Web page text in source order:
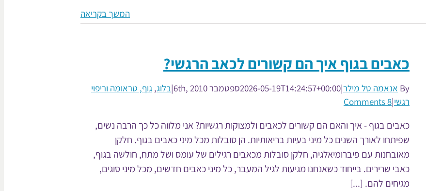
המשך בקריאה
כאבים בגוף איך הם קשורים לכאב הרגשי?
By אנאמה טל מילר|
2026-05-19T14:24:57+00:00ספטמבר 6th, 2010 |בלוג, גוף, טראומה וריפוי
רגשי|
8 Comments
כאבים בגוף - איך והאם הם קשורים לכאבים ולמצוקות רגשיות? אני מלווה כל כך הרבה נשים,
שפיתחו לאורך השנים כל מיני בעיות בריאותיות. הן סובלות מכל מיני כאבים בגוף. חלקן
מאובחנות עם פיברומיאלגיה, חלקן סובלות מכאבים רגילים של עומס ושל מתח, חולשה בגוף,
כאבי שרירים. בייחוד כשאנחנו מגיעות לגיל המעבר, כל מיני כאבים חדשים, מכל מיני סוגים,
מגיחים להם. [...]